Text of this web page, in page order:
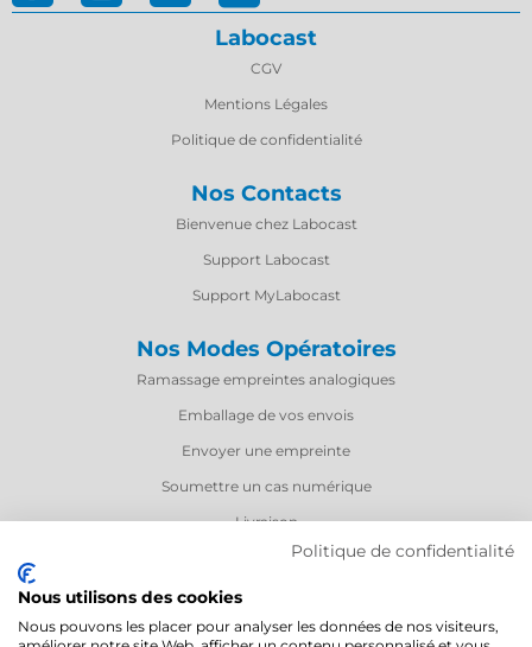
Labocast
CGV
Mentions Légales
Politique de confidentialité
Nos Contacts
Bienvenue chez Labocast
Support Labocast
Support MyLabocast
Nos Modes Opératoires
Ramassage empreintes analogiques
Emballage de vos envois
Envoyer une empreinte
Soumettre un cas numérique
Livraison
Politique de confidentialité
Nous utilisons des cookies
Nous pouvons les placer pour analyser les données de nos visiteurs,